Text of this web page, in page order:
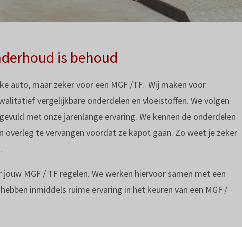
is behoud
auto, maar zeker voor een MGF /TF. Wij maken voor
vergelijkbare onderdelen en vloeistoffen. We volgen
met onze jarenlange ervaring. We kennen de onderdelen
overleg te vervangen voordat ze kapot gaan. Zo weet je zeker
MGF / TF regelen. We werken hiervoor samen met een
inmiddels ruime ervaring in het keuren van een MGF /